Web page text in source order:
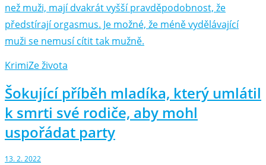
než muži, mají dvakrát vyšší pravděpodobnost, že
předstírají orgasmus. Je možné, že méně vydělávající
muži se nemusí cítit tak mužně.
KrimiZe života
Šokující příběh mladíka, který umlátil
k smrti své rodiče, aby mohl
uspořádat party
13. 2. 2022